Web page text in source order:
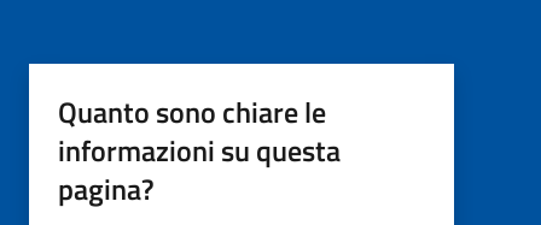
Quanto sono chiare le
informazioni su questa
pagina?